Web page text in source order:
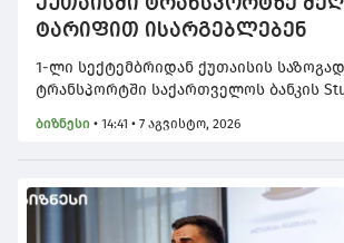
ტარიფით ისარგებლებენ
1-ლი სექტემბრიდან ქუთაისის
ტრანსპორტში საქართველოს ბანკის
ტარიფებით ისარგებლებენ.
ბიზნესი • 14:41 • 7 აგვისტო, 2026